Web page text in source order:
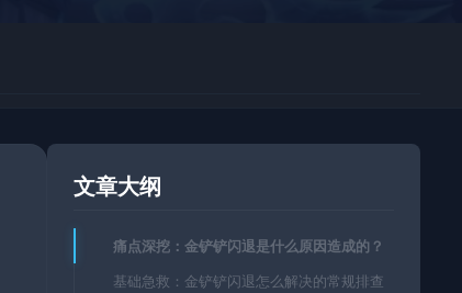
文章大纲
痛点深挖：金铲铲闪退是什么原因造成的？
基础急救：金铲铲闪退怎么解决的常规排查